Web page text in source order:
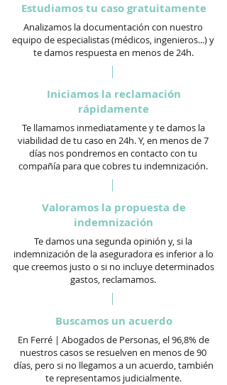
Estudiamos tu caso gratuitamente
Analizamos la documentación con nuestro
equipo de especialistas (médicos, ingenieros...) y
te damos respuesta en menos de 24h.
Iniciamos la reclamación
rápidamente
Te llamamos inmediatamente y te damos la
viabilidad de tu caso en 24h. Y, en menos de 7
días nos pondremos en contacto con tu
compañía para que cobres tu indemnización.
Valoramos la propuesta de
indemnización
Te damos una segunda opinión y, si la
indemnización de la aseguradora es inferior a lo
que creemos justo o si no incluye determinados
gastos, reclamamos.
Buscamos un acuerdo
En Ferré | Abogados de Personas, el 96,8% de
nuestros casos se resuelven en menos de 90
días, pero si no llegamos a un acuerdo, también
te representamos judicialmente.